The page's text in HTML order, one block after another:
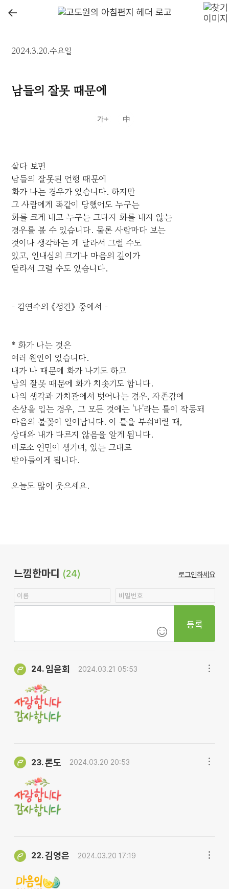
←
2024.3.20.수요일
남들의 잘못 때문에
살다 보면
남들의 잘못된 언행 때문에
화가 나는 경우가 있습니다. 하지만
그 사람에게 똑같이 당했어도 누구는
화를 크게 내고 누구는 그다지 화를 내지 않는
경우를 볼 수 있습니다. 물론 사람마다 보는
것이나 생각하는 게 달라서 그럴 수도
있고, 인내심의 크기나 마음의 깊이가
달라서 그럴 수도 있습니다.
- 김연수의 《정견》 중에서 -
* 화가 나는 것은
여러 원인이 있습니다.
내가 나 때문에 화가 나기도 하고
남의 잘못 때문에 화가 치솟기도 합니다.
나의 생각과 가치관에서 벗어나는 경우, 자존감에
손상을 입는 경우, 그 모든 것에는 '나'라는 틀이 작동돼
마음의 불꽃이 일어납니다. 이 틀을 부숴버릴 때,
상대와 내가 다르지 않음을 알게 됩니다.
비로소 연민이 생기며, 있는 그대로
받아들이게 됩니다.
오늘도 많이 웃으세요.
느낌한마디 (24) 로그인하세요
등록
24. 임윤회 2024.03.21 05:53
23.론도 2024.03.20 20:53
22.김영은 2024.03.20 17:19